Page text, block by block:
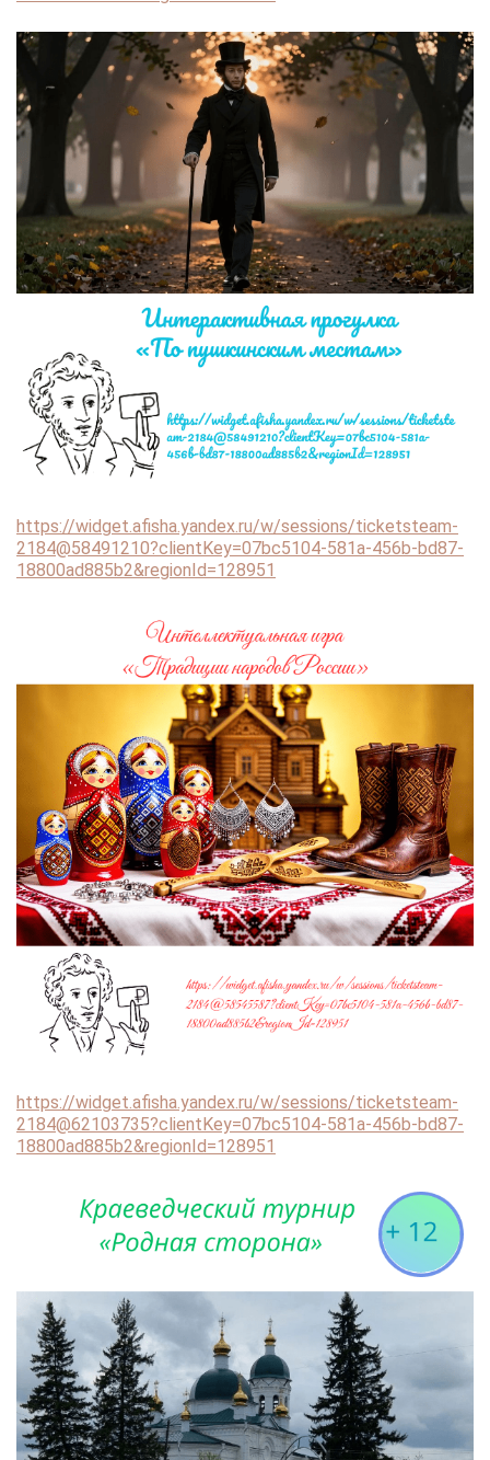
https://widget.afisha.yandex.ru/w/sessions/ticketsteam-
2184@58491210?clientKey=07bc5104-581a-456b-bd87-
18800ad885b2&regionId=128951
https://widget.afisha.yandex.ru/w/sessions/ticketsteam-
2184@62103735?clientKey=07bc5104-581a-456b-bd87-
18800ad885b2&regionId=128951